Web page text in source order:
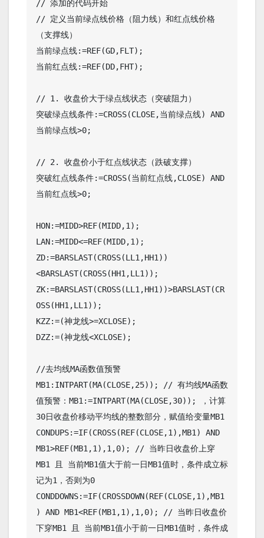
// 添加的代码开始
// 定义当前绿点线价格（阻力线）和红点线价格
（支撑线）
当前绿点线:=REF(GD,FLT);
当前红点线:=REF(DD,FHT);
// 1. 收盘价大于绿点线状态（突破阻力）
突破绿点线条件:=CROSS(CLOSE,当前绿点线) AND
当前绿点线>0;
// 2. 收盘价小于红点线状态（跌破支撑）
突破红点线条件:=CROSS(当前红点线,CLOSE) AND
当前红点线>0;
HON:=MIDD>REF(MIDD,1);
LAN:=MIDD<=REF(MIDD,1);
ZD:=BARSLAST(CROSS(LL1,HH1))
<BARSLAST(CROSS(HH1,LL1));
ZK:=BARSLAST(CROSS(LL1,HH1))>BARSLAST(CR
OSS(HH1,LL1));
KZZ:=(神龙线>=XCLOSE);
DZZ:=(神龙线<XCLOSE);
//去均线MA函数值预警
MB1:INTPART(MA(CLOSE,25)); // 有均线MA函数
值预警：MB1:=INTPART(MA(CLOSE,30)); ，计算
30日收盘价移动平均线的整数部分，赋值给变量MB1
CONDUPS:=IF(CROSS(REF(CLOSE,1),MB1) AND
MB1>REF(MB1,1),1,0); // 当昨日收盘价上穿
MB1 且 当前MB1值大于前一日MB1值时，条件成立标
记为1，否则为0
CONDDOWNS:=IF(CROSSDOWN(REF(CLOSE,1),MB1
) AND MB1<REF(MB1,1),1,0); // 当昨日收盘价
下穿MB1 且 当前MB1值小于前一日MB1值时，条件成